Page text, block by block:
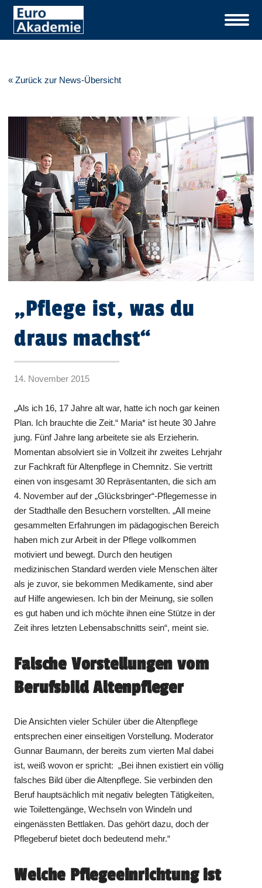
« Zurück zur News-Übersicht
„Pflege ist, was du
draus machst“
14. November 2015
„Als ich 16, 17 Jahre alt war, hatte ich noch gar keinen
Plan. Ich brauchte die Zeit.“ Maria* ist heute 30 Jahre
jung. Fünf Jahre lang arbeitete sie als Erzieherin.
Momentan absolviert sie in Vollzeit ihr zweites Lehrjahr
zur Fachkraft für Altenpflege in Chemnitz. Sie vertritt
einen von insgesamt 30 Repräsentanten, die sich am
4. November auf der „Glücksbringer“-Pflegemesse in
der Stadthalle den Besuchern vorstellten. „All meine
gesammelten Erfahrungen im pädagogischen Bereich
haben mich zur Arbeit in der Pflege vollkommen
motiviert und bewegt. Durch den heutigen
medizinischen Standard werden viele Menschen älter
als je zuvor, sie bekommen Medikamente, sind aber
auf Hilfe angewiesen. Ich bin der Meinung, sie sollen
es gut haben und ich möchte ihnen eine Stütze in der
Zeit ihres letzten Lebensabschnitts sein“, meint sie.
Falsche Vorstellungen vom
Berufsbild Altenpfleger
Die Ansichten vieler Schüler über die Altenpflege
entsprechen einer einseitigen Vorstellung. Moderator
Gunnar Baumann, der bereits zum vierten Mal dabei
ist, weiß wovon er spricht: „Bei ihnen existiert ein völlig
falsches Bild über die Altenpflege. Sie verbinden den
Beruf hauptsächlich mit negativ belegten Tätigkeiten,
wie Toilettengänge, Wechseln von Windeln und
eingenässten Bettlaken. Das gehört dazu, doch der
Pflegeberuf bietet doch bedeutend mehr.“
Welche Pflegeeinrichtung ist